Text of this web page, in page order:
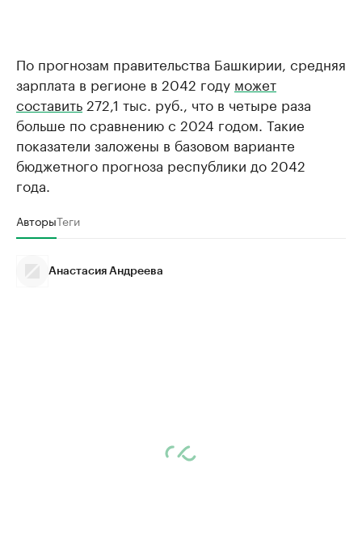
По прогнозам правительства Башкирии, средняя
зарплата в регионе в 2042 году может
составить 272,1 тыс. руб., что в четыре раза
больше по сравнению с 2024 годом. Такие
показатели заложены в базовом варианте
бюджетного прогноза республики до 2042
года.
АвторыТеги
Анастасия Андреева